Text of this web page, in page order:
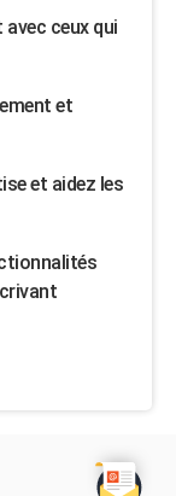
ceux qui
et
et aidez les